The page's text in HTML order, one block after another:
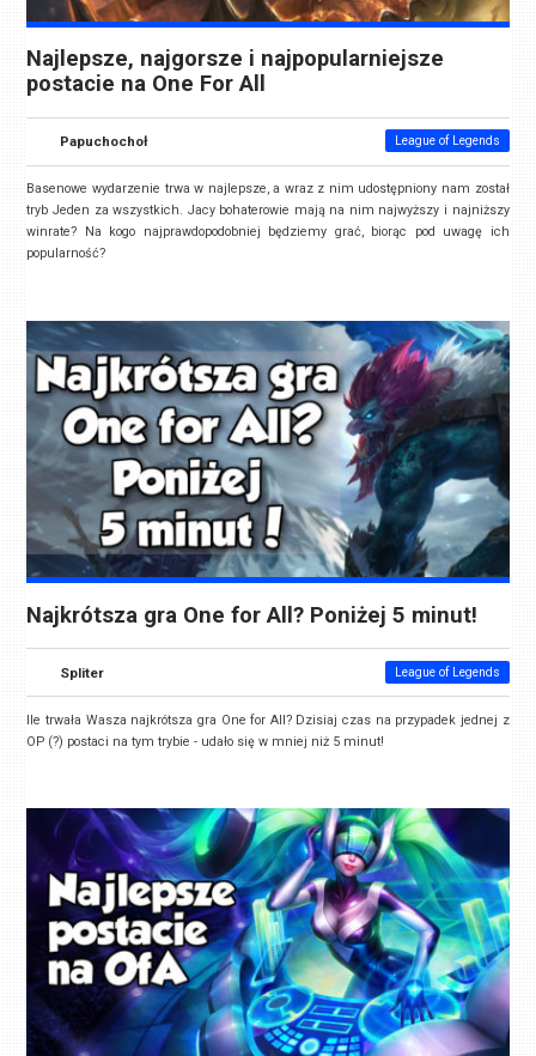
Najlepsze, najgorsze i najpopularniejsze
postacie na One For All
Papuchochoł League of Legends
Basenowe wydarzenie trwa w najlepsze, a wraz z nim udostępniony nam został
tryb Jeden za wszystkich. Jacy bohaterowie mają na nim najwyższy i najniższy
winrate? Na kogo najprawdopodobniej będziemy grać, biorąc pod uwagę ich
popularność?
Najkrótsza gra One for All? Poniżej 5 minut!
Spliter League of Legends
Ile trwała Wasza najkrótsza gra One for All? Dzisiaj czas na przypadek jednej z
OP (?) postaci na tym trybie - udało się w mniej niż 5 minut!